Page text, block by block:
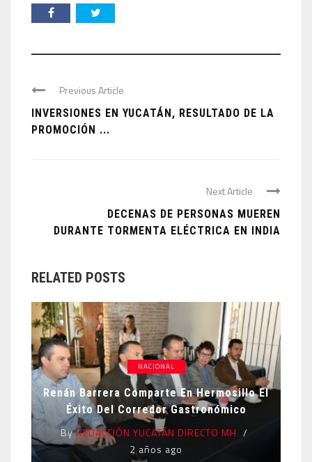
Previous Article
INVERSIONES EN YUCATÁN, RESULTADO DE LA
PROMOCIÓN ...
Next Article
DECENAS DE PERSONAS MUEREN
DURANTE TORMENTA ELÉCTRICA EN INDIA
RELATED POSTS
NACIONAL
Renán Barrera Comparte En Hermosillo El
Éxito Del Corredor Gastronómico
ByREDACCIÓN YUCATÁN DIRECTO MH
2 años ago